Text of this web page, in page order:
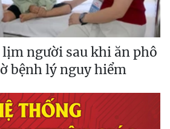
người sau khi ăn phô
bệnh lý nguy hiểm